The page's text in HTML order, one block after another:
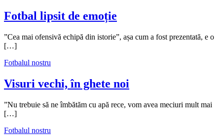
Fotbal lipsit de emoție
”Cea mai ofensivă echipă din istorie”, așa cum a fost prezentată, e o
[…]
Fotbalul nostru
Visuri vechi, în ghete noi
”Nu trebuie să ne îmbătăm cu apă rece, vom avea meciuri mult mai
[…]
Fotbalul nostru